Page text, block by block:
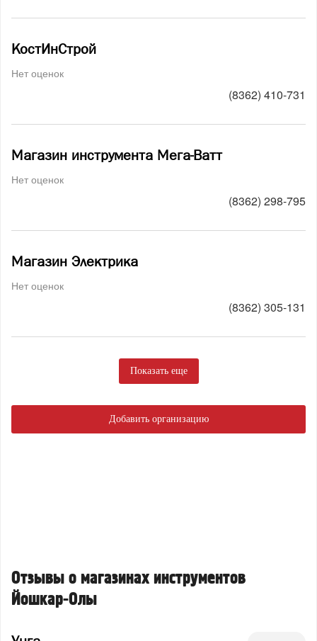
КостИнСтрой
Нет оценок
(8362) 410-731
Магазин инструмента Мега-Ватт
Нет оценок
(8362) 298-795
Магазин Электрика
Нет оценок
(8362) 305-131
Показать еще
Добавить организацию
Отзывы о магазинах инструментов
Йошкар-Олы